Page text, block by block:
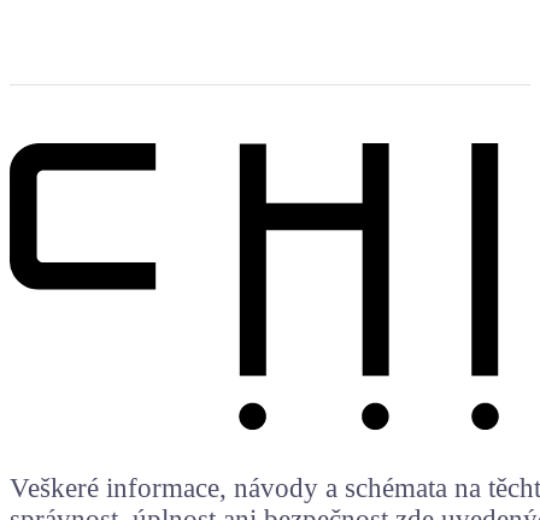
Veškeré informace, návody a schémata na